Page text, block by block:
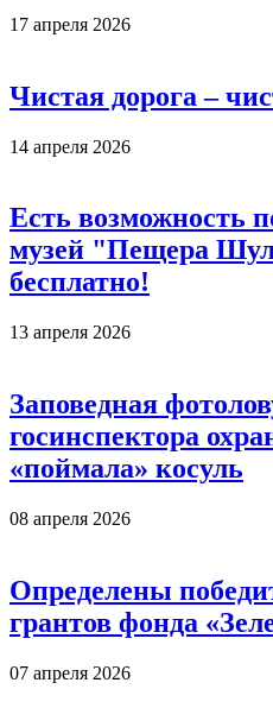
17 апреля 2026
Чистая дорога –
14 апреля 2026
Есть возможность
музей "Пещера
бесплатно!
13 апреля 2026
Заповедная
госинспектора
«поймала» косуль
08 апреля 2026
Определены
грантов фонда
07 апреля 2026